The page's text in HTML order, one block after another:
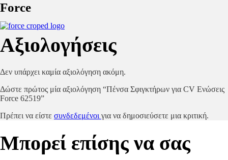
Force
Αξιολογήσεις
Δεν υπάρχει καμία αξιολόγηση ακόμη.
Δώστε πρώτος μία αξιολόγηση “Πένσα Σφιγκτήρων για CV Ενώσεις
Force 62519”
Πρέπει να είστε συνδεδεμένοι για να δημοσιεύσετε μια κριτική.
Μπορεί επίσης να σας